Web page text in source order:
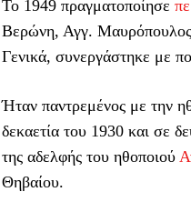
Το 1949 πραγματοποίησε
Βερώνη, Αγγ.
Γενικά, συνεργάστηκε με
Ήταν παντρεμένος με την
δεκαετία του 1930 και σε
της αδελφής του ηθοποιού
Θηβαίου.